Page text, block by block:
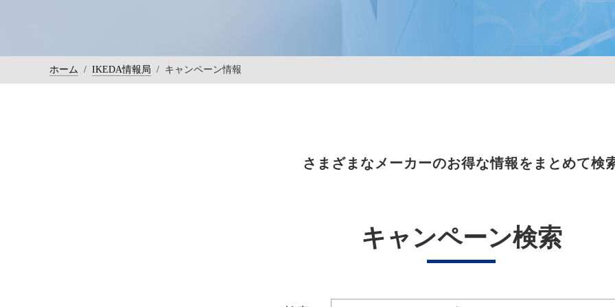
ホーム / IKEDA情報局 / キャンペーン情報
さまざまなメーカーのお得な情報をまとめて検
キャンペーン検索